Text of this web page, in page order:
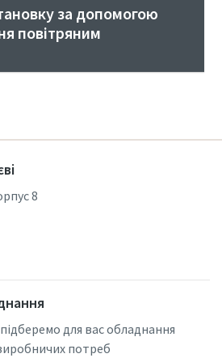
за допомогою
повітряним
8
для вас обладнання
потреб